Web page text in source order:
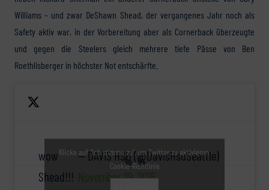
Williams – und zwar DeShawn Shead, der vergangenes Jahr noch als
Safety aktiv war, in der Vorbereitung aber als Cornerback überzeugte
und gegen die Steelers gleich mehrere tiefe Pässe von Ben
Roethlisberger in höchster Not entschärfte.
wow
Shead!!!
— DAVIS HSU (@DavisHsuSeattle)
November 29, 2015
Klicke auf "Ich stimme zu", um Twitter zu aktivieren
Cookie-Richtlinie